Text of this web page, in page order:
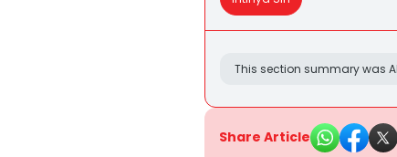
This section summary was
Share Article